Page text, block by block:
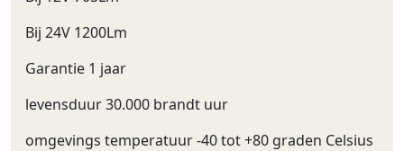
Bij 24V 1200Lm
Garantie 1 jaar
levensduur 30.000 brandt uur
omgevings temperatuur -40 tot +80 graden Celsius